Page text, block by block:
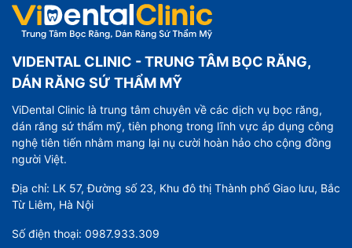
VIDENTAL CLINIC - TRUNG TÂM BỌC RĂNG,
DÁN RĂNG SỨ THẨM MỸ
ViDental Clinic là trung tâm chuyên về các dịch vụ bọc răng,
dán răng sứ thẩm mỹ, tiên phong trong lĩnh vực áp dụng công
nghệ tiên tiến nhằm mang lại nụ cười hoàn hảo cho cộng đồng
người Việt.
Địa chỉ: LK 57, Đường số 23, Khu đô thị Thành phố Giao lưu, Bắc
Từ Liêm, Hà Nội
Số điện thoại: 0987.933.309